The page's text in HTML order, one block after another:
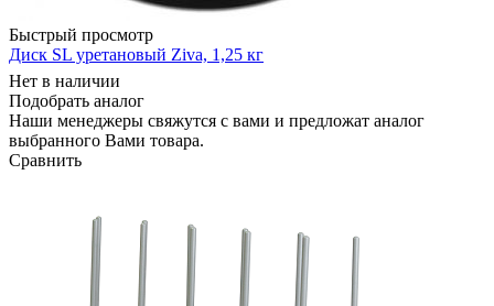
Быстрый просмотр
Диск SL уретановый Ziva, 1,25 кг
Нет в наличии
Подобрать аналог
Наши менеджеры свяжутся с вами и предложат аналог
выбранного Вами товара.
Сравнить